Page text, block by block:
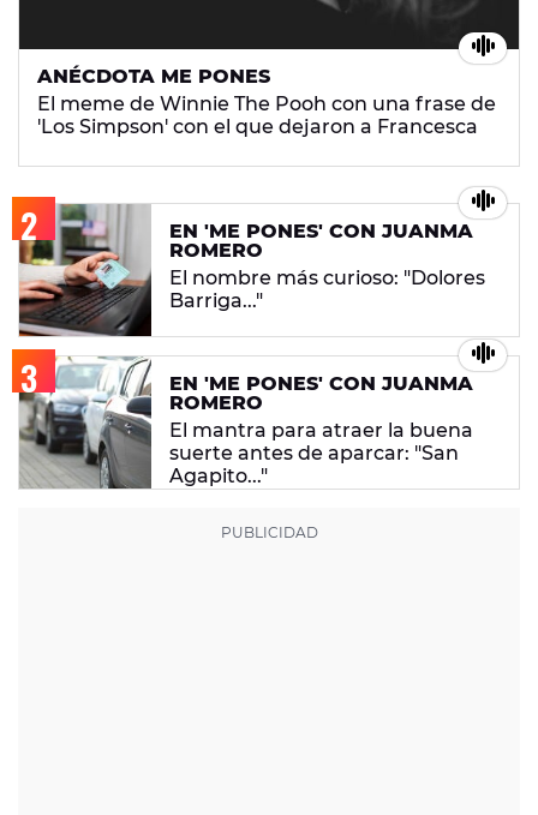
ANÉCDOTA ME PONES
El meme de Winnie The Pooh con una frase de
'Los Simpson' con el que dejaron a Francesca
EN 'ME PONES' CON JUANMA
ROMERO
El nombre más curioso: "Dolores
Barriga..."
EN 'ME PONES' CON JUANMA
ROMERO
El mantra para atraer la buena
suerte antes de aparcar: "San
Agapito..."